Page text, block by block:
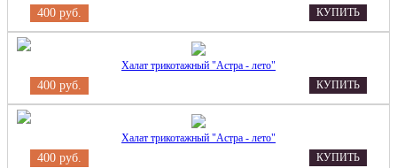
400 руб. КУПИТЬ
Халат трикотажный "Астра - лето"
400 руб. КУПИТЬ
Халат трикотажный "Астра - лето"
400 руб. КУПИТЬ